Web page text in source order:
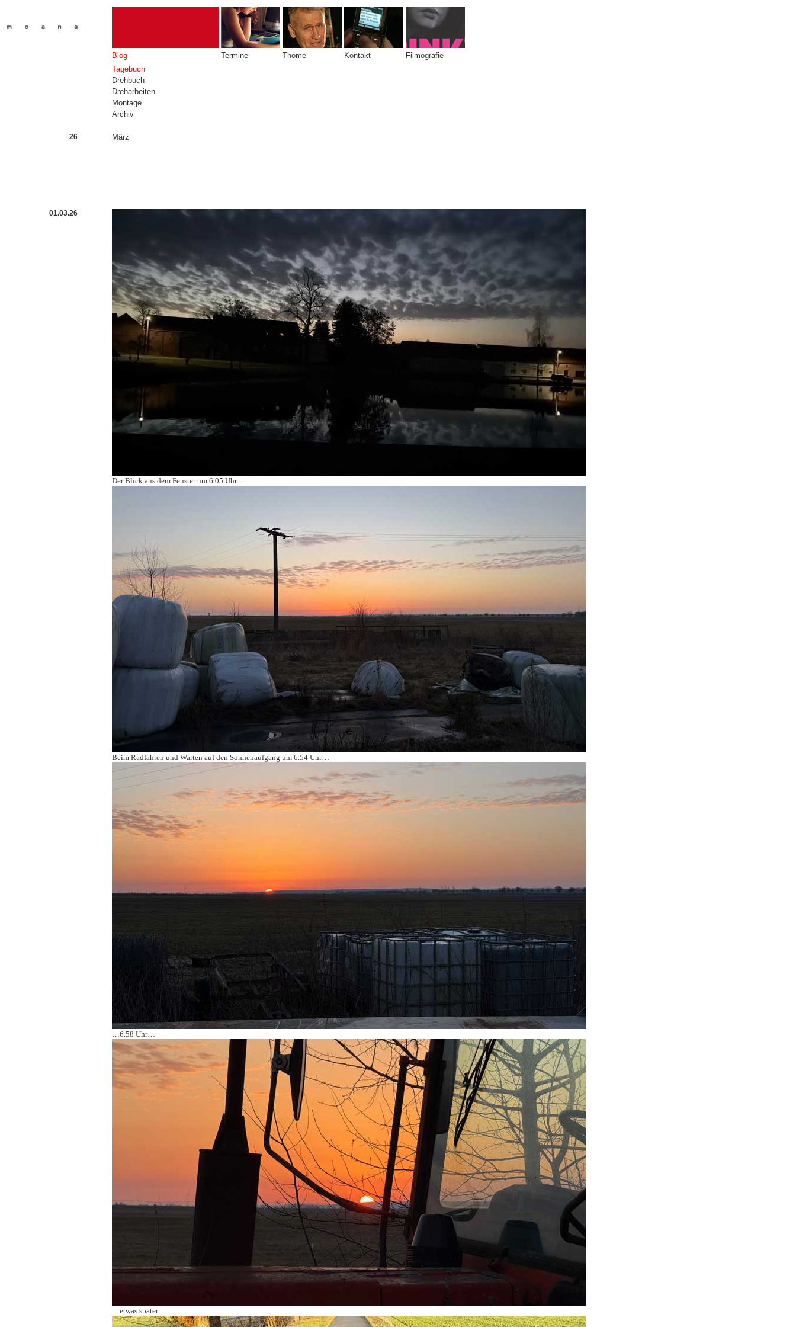
Blog Termine Thome Kontakt
Filmografie
Tagebuch
Drehbuch
Dreharbeiten
Montage
Archiv
26 März
01.03.26
Der Blick aus dem Fenster um 6.05 Uhr…
Beim Radfahren und Warten auf den Sonnenaufgang um 6.54 Uhr…
…6.58 Uhr…
…etwas später…